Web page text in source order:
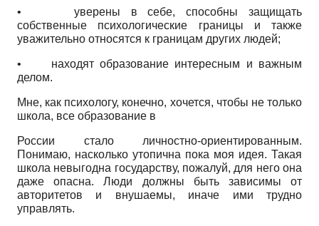
• уверены в себе, способны защищать
собственные психологические границы и также
уважительно относятся к границам других людей;
• находят образование интересным и важным
делом.
Мне, как психологу, конечно, хочется, чтобы не только
школа, все образование в
России стало личностно-ориентированным.
Понимаю, насколько утопична пока моя идея. Такая
школа невыгодна государству, пожалуй, для него она
даже опасна. Люди должны быть зависимы от
авторитетов и внушаемы, иначе ими трудно
управлять.